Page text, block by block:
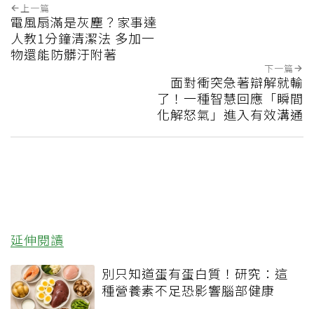
上一篇
電風扇滿是灰塵？家事達
人教1分鐘清潔法 多加一
物還能防髒汙附著
下一篇
面對衝突急著辯解就輸
了！一種智慧回應「瞬間
化解怒氣」進入有效溝通
延伸閱讀
別只知道蛋有蛋白質！研究：這
種營養素不足恐影響腦部健康